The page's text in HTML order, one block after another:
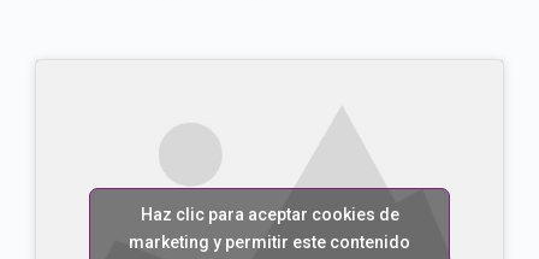
Haz clic para aceptar cookies de
marketing y permitir este contenido